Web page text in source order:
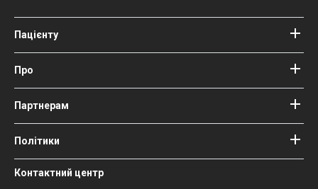
Пацієнту
Клініки
Лікарі
Блог
Гайди
Ваші гарантії
Про
Про Bookimed
Як це працює
Наші лікарі та редактори
Медичні консультанти Bookimed
Соціальний вплив і висвітлення
у ЗМІ
Партнерам
Додати свою клініку
Увійти як партнер
Політики
Умови використання
Політика конфіденційності
Контактний центр